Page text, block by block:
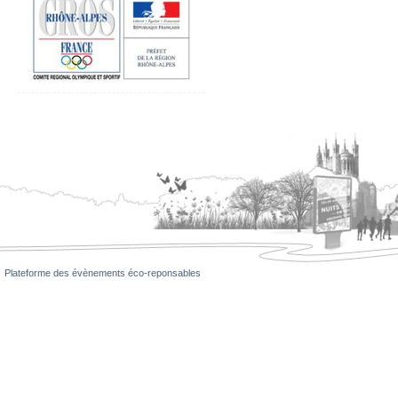
Plateforme des évènements éco-reponsables